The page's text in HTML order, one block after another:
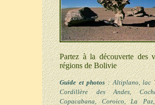
Partez à la découverte des
régions de Bolivie
Guide et photos: Altiplano, lac
Cordillère des Andes,
Copacabana, Coroico, La